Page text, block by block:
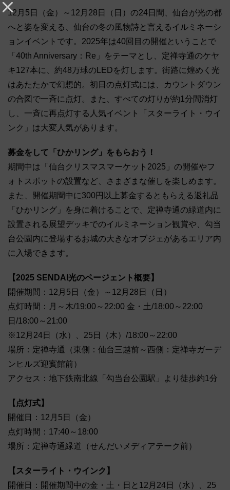
12月5日（金）～12月28日（日）の24日間、仙台が光の都
へと姿を変える、仙台の冬の風物詩と言えるイルミネーシ
ョンイベントです。2025年は40回目の開催ということで
「40th Anniversary：Re」をテーマとし、定禅寺通のケヤ
キ127本に、約48万球のLEDを灯します。街路に煌めく光
はあたたかで幻想的。初日の点灯式には、カウントダウン
の合図で一斉に点灯。また、すべての灯りが約1分間消灯
し、一斉に再点灯する人気イベント「スターライト・ウイ
ンク」は大変人気があります。
募金をして「ひかリング」をもらおう！
期間中は「仙台クリスマスマーケット2025」の開催やフ
ォトスポットの設置など、さまざまな催しを楽しめます。
また、開催期間中に300円以上募金するともらえる返礼品
「ひかリング」を身に着けることで、定禅寺通の緑道内に
設置される展望デッキでのイルミネーション観賞や、勾当
台公園内に登場するお城の大きなオブジェがあるエリア内
に入場できます。
【2025 SENDAI光のページェント概要】
開催期間：12月5日（金）～12月28日（日）
点灯時間：月～木/19:00～22:00 金・土/18:00～22:00
日/18:00～21:00
※12月24日（水）、25日（木）/18:00～22:00
場所：定禅寺通（東側：仙台三越前～西側：定禅寺ガーデ
ンヒルズ迎賓館前）
アクセス：地下鉄南北線「勾当台公園駅」より徒歩約1分
【点灯式】
開催日：12月5日（金）
点灯時間：17:40～18:00
場所：定禅寺通緑道（せんだいメディアテーク前）
【スターライト・ウインク】
開催日：開催期間中の金・土・日と12月24日（水）、25